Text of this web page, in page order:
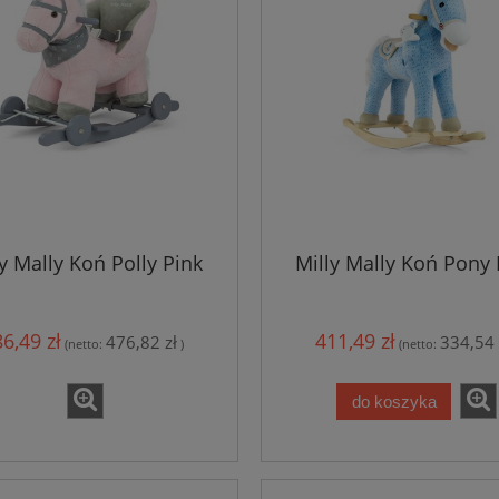
Mally Koń Polly Pink
zł (netto: 476,82 zł )
Milly Mally Koń Pony
411,49 zł (netto: 334,54
do koszyka